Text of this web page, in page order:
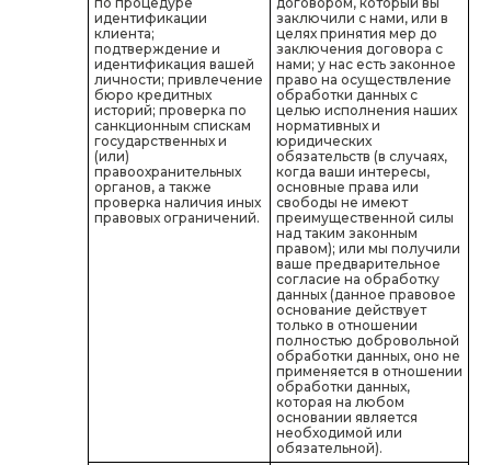
идентификации
клиента;
подтверждение и
идентификация вашей
личности; привлечение
бюро кредитных
историй; проверка по
санкционным спискам
государственных и
(или)
правоохранительных
органов, а также
проверка наличия иных
правовых ограничений.
заключили с нами, или в
целях принятия мер до
заключения договора с
нами; у нас есть законное
право на осуществление
обработки данных с
целью исполнения наших
нормативных и
юридических
обязательств (в случаях,
когда ваши интересы,
основные права или
свободы не имеют
преимущественной силы
над таким законным
правом); или мы получили
ваше предварительное
согласие на обработку
данных (данное правовое
основание действует
только в отношении
полностью добровольной
обработки данных, оно не
применяется в отношении
обработки данных,
которая на любом
основании является
необходимой или
обязательной).